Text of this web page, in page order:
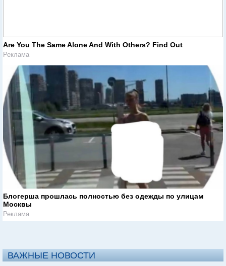
Are You The Same Alone And With Others? Find Out
Реклама
Блогерша прошлась полностью без одежды по улицам
Москвы
Реклама
ВАЖНЫЕ НОВОСТИ